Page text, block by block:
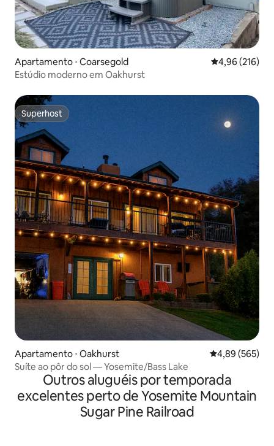
Apartamento ⋅ Coarsegold 4,96 de uma
4,96 (216)
Estúdio moderno em Oakhurst
Superhost
Superhost
Apartamento ⋅ Oakhurst 4,89 de uma
4,89 (565)
Suíte ao pôr do sol — Yosemite/Bass Lake
Outros aluguéis por temporada
excelentes perto de Yosemite Mountain
Sugar Pine Railroad